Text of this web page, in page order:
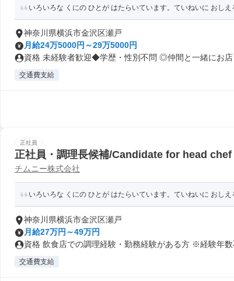
いろいろな くにの ひとが はたらいています。ていねいに おしえ
神奈川県横浜市金沢区瀬戸
月給24万5000円～29万5000円
資格 未経験者歓迎◆学歴・性別不問 ◎仲間と一緒にお店
交通費支給
正社員
正社員・調理長候補/Candidate for head chef
チムニー株式会社
いろいろな くにの ひとが はたらいています。ていねいに おしえ
神奈川県横浜市金沢区瀬戸
月給27万円～49万円
資格 飲食店での調理経験・勤務経験がある方 ※経験年
交通費支給